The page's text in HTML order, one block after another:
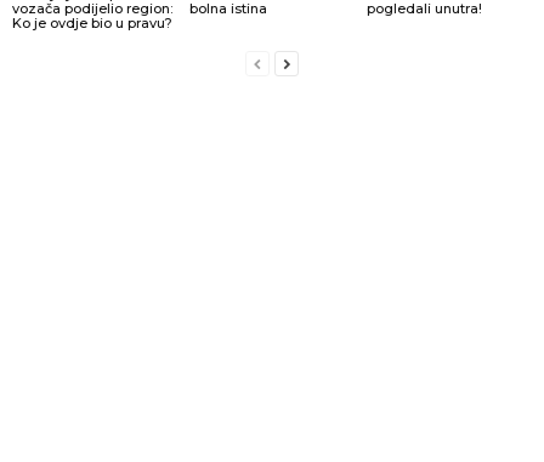
vozača podijelio region:
Ko je ovdje bio u pravu?
bolna istina
pogledali unutra!